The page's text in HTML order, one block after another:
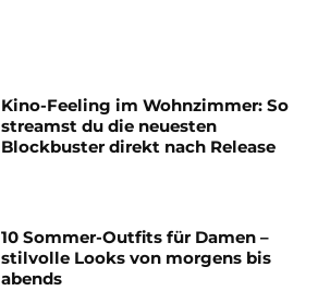
Kino-Feeling im Wohnzimmer: So
streamst du die neuesten
Blockbuster direkt nach Release
10 Sommer-Outfits für Damen –
stilvolle Looks von morgens bis
abends